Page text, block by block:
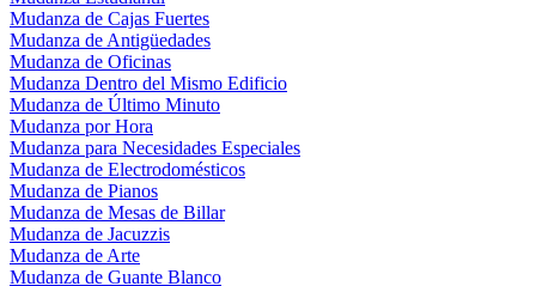
Mudanza de Cajas Fuertes
Mudanza de Antigüedades
Mudanza de Oficinas
Mudanza Dentro del Mismo Edificio
Mudanza de Último Minuto
Mudanza por Hora
Mudanza para Necesidades Especiales
Mudanza de Electrodomésticos
Mudanza de Pianos
Mudanza de Mesas de Billar
Mudanza de Jacuzzis
Mudanza de Arte
Mudanza de Guante Blanco